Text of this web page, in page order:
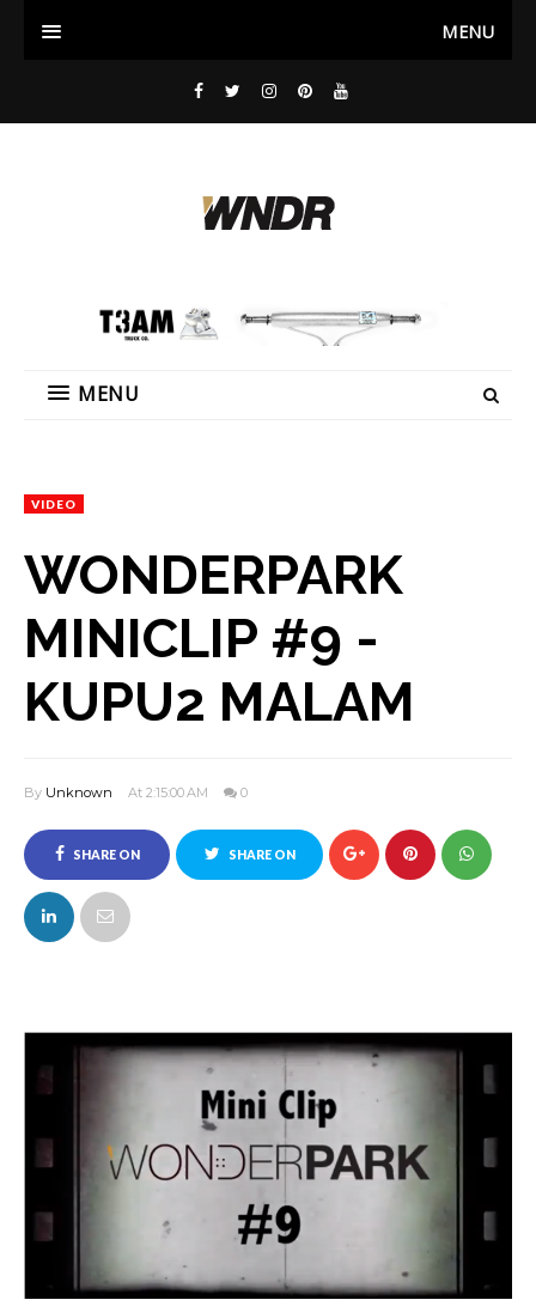
MENU
MENU
VIDEO
WONDERPARK
MINICLIP #9 -
KUPU2 MALAM
By Unknown At 2:15:00 AM 0
SHARE ON
FACEBOOK
SHARE ON